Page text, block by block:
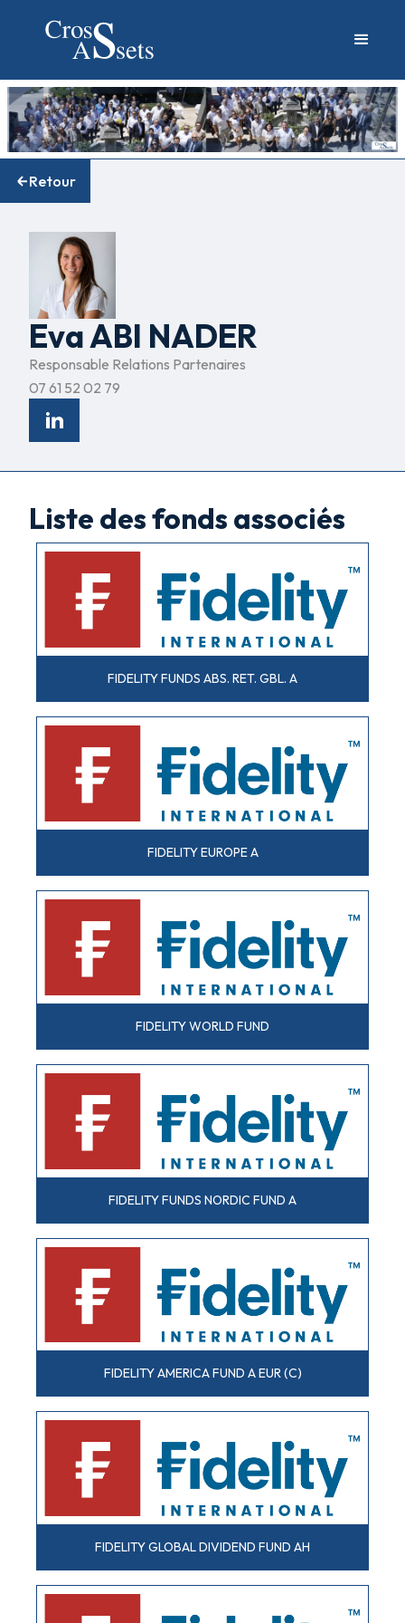
Retour
Eva ABI NADER
Responsable Relations Partenaires
07 61 52 02 79
Liste des fonds associés
FIDELITY FUNDS ABS. RET. GBL. A
FIDELITY EUROPE A
FIDELITY WORLD FUND
FIDELITY FUNDS NORDIC FUND A
FIDELITY AMERICA FUND A EUR (C)
FIDELITY GLOBAL DIVIDEND FUND AH